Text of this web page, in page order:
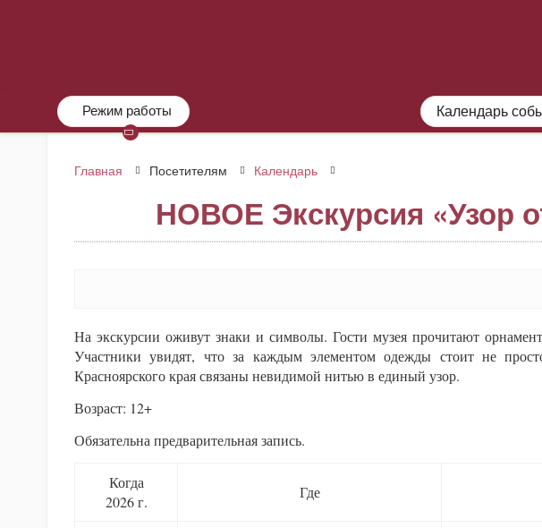
Режим работы Календарь
Главная Посетителям Календарь
НОВОЕ Экскурсия «Узор
На экскурсии оживут знаки и символы. Гости музея прочитают
Участники увидят, что за каждым элементом одежды стоит не
Красноярского края связаны невидимой нитью в единый узор.
Возраст: 12+
Обязательна предварительная запись.
Когда
2026 г.
Где